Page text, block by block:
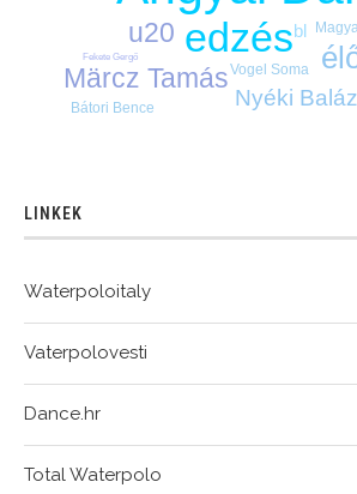
edzés
Märcz Tamás
u20
Nyéki
bl
Bátori Bence
Vogel Soma
Fekete Gergő
LINKEK
Waterpoloitaly
Vaterpolovesti
Dance.hr
Total Waterpolo